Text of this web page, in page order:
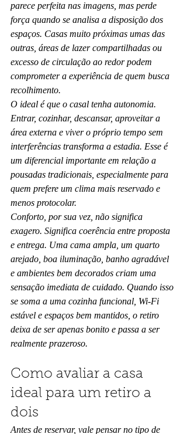
parece perfeita nas imagens, mas perde
força quando se analisa a disposição dos
espaços. Casas muito próximas umas das
outras, áreas de lazer compartilhadas ou
excesso de circulação ao redor podem
comprometer a experiência de quem busca
recolhimento.
O ideal é que o casal tenha autonomia.
Entrar, cozinhar, descansar, aproveitar a
área externa e viver o próprio tempo sem
interferências transforma a estadia. Esse é
um diferencial importante em relação a
pousadas tradicionais, especialmente para
quem prefere um clima mais reservado e
menos protocolar.
Conforto, por sua vez, não significa
exagero. Significa coerência entre proposta
e entrega. Uma cama ampla, um quarto
arejado, boa iluminação, banho agradável
e ambientes bem decorados criam uma
sensação imediata de cuidado. Quando isso
se soma a uma cozinha funcional, Wi-Fi
estável e espaços bem mantidos, o retiro
deixa de ser apenas bonito e passa a ser
realmente prazeroso.
Como avaliar a casa
ideal para um retiro a
dois
Antes de reservar, vale pensar no tipo de